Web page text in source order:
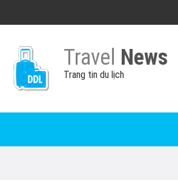
Travel News
Trang tin du lịch